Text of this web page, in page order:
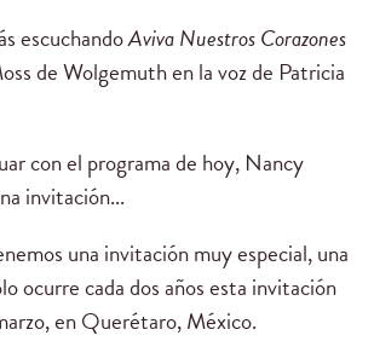
escuchandoAviva Nuestros Corazones
de Wolgemuth en la voz de Patricia
con el programa de hoy, Nancy
invitación...
una invitación muy especial, una
ocurre cada dos años esta invitación
en Querétaro, México.